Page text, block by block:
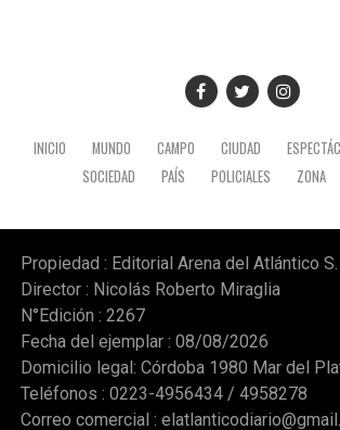
INICIO MUNDO CAMPO CIUDAD
SOCIEDAD
PAÍS POLICIALES ZONA
Propiedad : Editorial Arena del Atlántico S.
Director : Nicolás Roberto Miraglia
N°Edición : 2267
Fecha del ejemplar : 08/08/2026
Domicilio legal: Córdoba 1980 Mar del
Teléfonos : 0223-4956434 / 4958278
Correo comercial :